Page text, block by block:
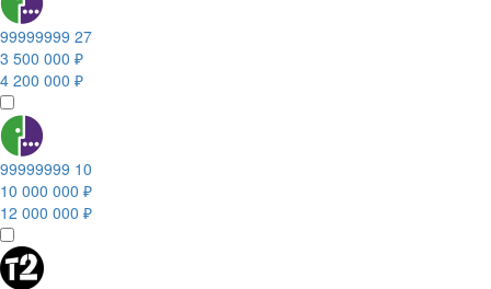
99999999 27
3 500 000 ₽
4 200 000 ₽
99999999 10
10 000 000 ₽
12 000 000 ₽